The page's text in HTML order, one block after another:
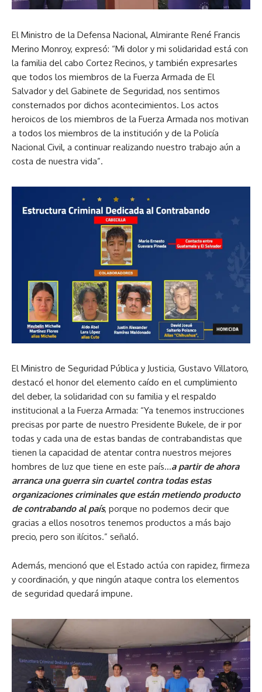
El Ministro de la Defensa Nacional, Almirante René Francis
Merino Monroy, expresó: “Mi dolor y mi solidaridad está con
la familia del cabo Cortez Recinos, y también expresarles
que todos los miembros de la Fuerza Armada de El
Salvador y del Gabinete de Seguridad, nos sentimos
consternados por dichos acontecimientos. Los actos
heroicos de los miembros de la Fuerza Armada nos motivan
a todos los miembros de la institución y de la Policía
Nacional Civil, a continuar realizando nuestro trabajo aún a
costa de nuestra vida”.
El Ministro de Seguridad Pública y Justicia, Gustavo Villatoro,
destacó el honor del elemento caído en el cumplimiento
del deber, la solidaridad con su familia y el respaldo
institucional a la Fuerza Armada: “Ya tenemos instrucciones
precisas por parte de nuestro Presidente Bukele, de ir por
todas y cada una de estas bandas de contrabandistas que
tienen la capacidad de atentar contra nuestros mejores
hombres de luz que tiene en este país…a partir de ahora
arranca una guerra sin cuartel contra todas estas
organizaciones criminales que están metiendo producto
de contrabando al país, porque no podemos decir que
gracias a ellos nosotros tenemos productos a más bajo
precio, pero son ilícitos.” señaló.
Además, mencionó que el Estado actúa con rapidez, firmeza
y coordinación, y que ningún ataque contra los elementos
de seguridad quedará impune.